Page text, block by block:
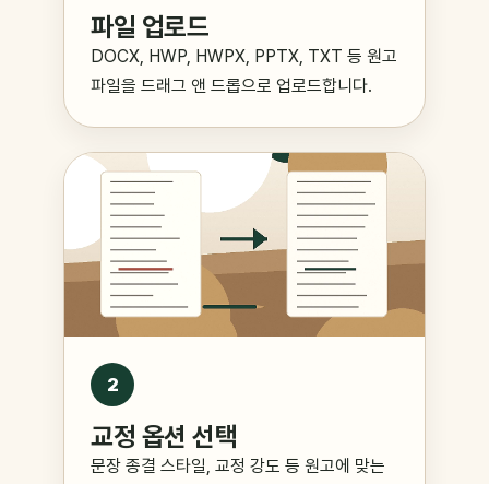
파일 업로드
DOCX, HWP, HWPX, PPTX, TXT 등 원고
파일을 드래그 앤 드롭으로 업로드합니다.
2
교정 옵션 선택
문장 종결 스타일, 교정 강도 등 원고에 맞는